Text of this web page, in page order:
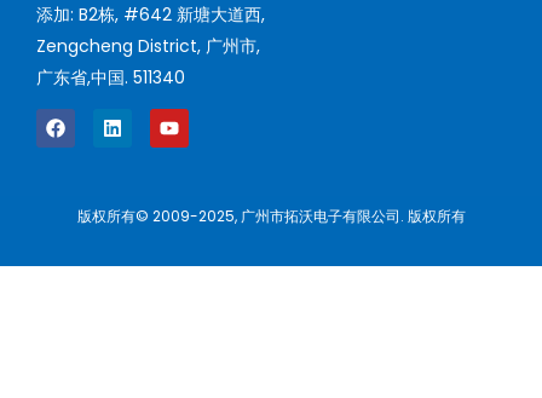
添加: B2栋, #642 新塘大道西,
Zengcheng District, 广州市,
广东省,中国. 511340
版权所有© 2009-2025, 广州市拓沃电子有限公司. 版权所有